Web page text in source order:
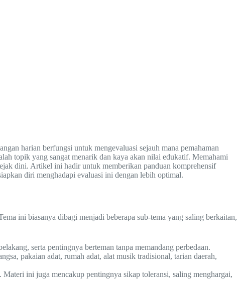
harian berfungsi untuk mengevaluasi sejauh mana pemahaman
topik yang sangat menarik dan kaya akan nilai edukatif. Memahami
dini. Artikel ini hadir untuk memberikan panduan komprehensif
diri menghadapi evaluasi ini dengan lebih optimal.
ini biasanya dibagi menjadi beberapa sub-tema yang saling berkaitan,
serta pentingnya berteman tanpa memandang perbedaan.
pakaian adat, rumah adat, alat musik tradisional, tarian daerah,
ini juga mencakup pentingnya sikap toleransi, saling menghargai,